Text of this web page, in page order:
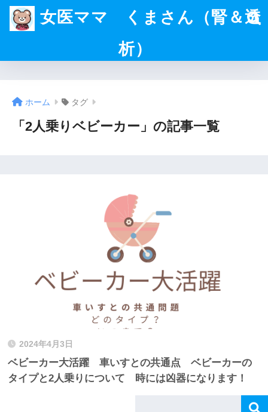
女医ママ くまさん（腎＆透
析）
ホーム タグ
「2人乗りベビーカー」の記事一覧
2024年4月3日
ベビーカー大活躍 車いすとの共通点 ベビーカーの
タイプと2人乗りについて 時には凶器になります！